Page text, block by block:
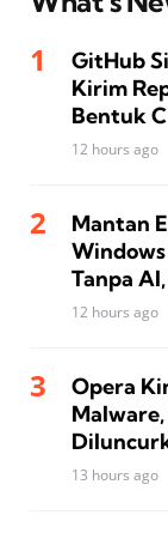
GitHub
Kirim
Bentuk
12 hours ago
Mantan
Windows
Tanpa
12 hours ago
Opera
13 hours ago